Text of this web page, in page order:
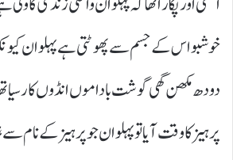
خوشبو اس کے جسم سے پھوٹتی ہے پہلوان
دودھ مکھن گھی گوشت باداموں انڈوں کا رسیا
پرہیز کا وقت آیا تو پہلوان جو پرہیز کے نام